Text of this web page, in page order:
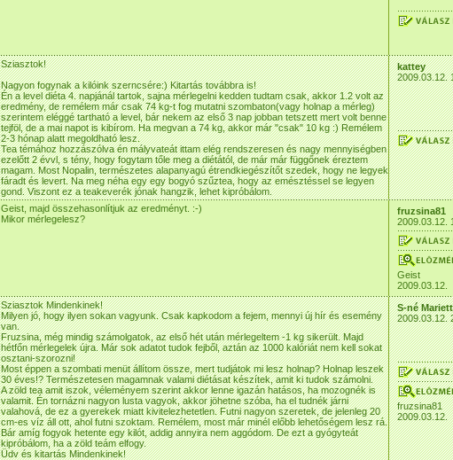
Sziasztok!
Nagyon fogynak a kilóink szerncsére:) Kitartás továbbra is!
Én a level diéta 4. napjánál tartok, sajna mérlegelni kedden tudtam csak, akkor 1.2 volt az
eredmény, de remélem már csak 74 kg-t fog mutatni szombaton(vagy holnap a mérleg)
szerintem eléggé tartható a level, bár nekem az első 3 nap jobban tetszett mert volt benne
tejföl, de a mai napot is kibírom. Ha megvan a 74 kg, akkor már "csak" 10 kg :) Remélem
2-3 hónap alatt megoldható lesz.
Tea témához hozzászólva én mályvateát ittam elég rendszeresen és nagy mennyiségben
ezelőtt 2 évvl, s tény, hogy fogytam tőle meg a diétától, de már már függőnek éreztem
magam. Most Nopalin, természetes alapanyagú étrendkiegészítőt szedek, hogy ne legyek
fáradt és levert. Na meg néha egy egy bogyó szűztea, hogy az emésztéssel se legyen
gond. Viszont ez a teakeverék jónak hangzik, lehet kipróbálom.
kattey
2009.03.12.
Geist, majd összehasonlítjuk az eredményt. :-)
Mikor mérlegelesz?
fruzsina81
2009.03.12.
Geist
2009.03.12.
Sziasztok Mindenkinek!
Milyen jó, hogy ilyen sokan vagyunk. Csak kapkodom a fejem, mennyi új hír és esemény
van.
Fruzsina, még mindig számolgatok, az első hét után mérlegeltem -1 kg sikerült. Majd
hétfőn mérlegelek újra. Már sok adatot tudok fejből, aztán az 1000 kalóriát nem kell sokat
osztani-szorozni!
Most éppen a szombati menüt állítom össze, mert tudjátok mi lesz holnap? Holnap leszek
30 éves!? Természetesen magamnak valami diétásat készítek, amit ki tudok számolni.
A zöld tea amit iszok, véleményem szerint akkor lenne igazán hatásos, ha mozognék is
valamit. Én tornázni nagyon lusta vagyok, akkor jöhetne szóba, ha el tudnék járni
valahová, de ez a gyerekek miatt kivitelezhetetlen. Futni nagyon szeretek, de jelenleg 20
cm-es víz áll ott, ahol futni szoktam. Remélem, most már minél előbb lehetőségem lesz rá.
Bár amíg fogyok hetente egy kilót, addig annyira nem aggódom. De ezt a gyógyteát
kipróbálom, ha a zöld teám elfogy.
Üdv és kitartás Mindenkinek!
S-né
2009.03.12.
fruzsina81
2009.03.12.